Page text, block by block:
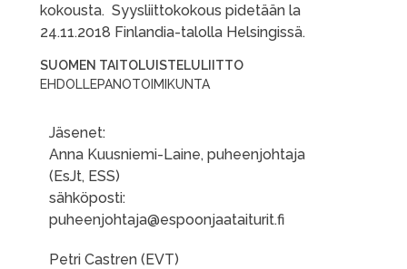
kokousta. Syysliittokokous pidetään la
24.11.2018 Finlandia-talolla Helsingissä.
SUOMEN TAITOLUISTELULIITTO
EHDOLLEPANOTOIMIKUNTA
Jäsenet:
Anna Kuusniemi-Laine, puheenjohtaja
(EsJt, ESS)
sähköposti:
puheenjohtaja@espoonjaataiturit.fi
Petri Castren (EVT)